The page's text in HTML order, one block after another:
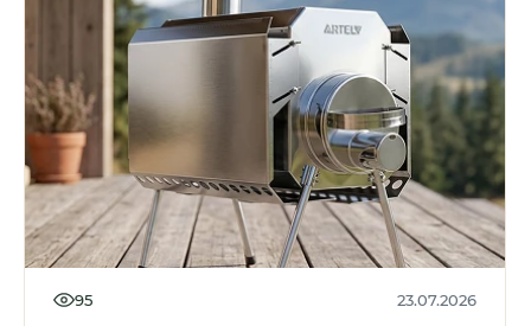
95 23.07.2026